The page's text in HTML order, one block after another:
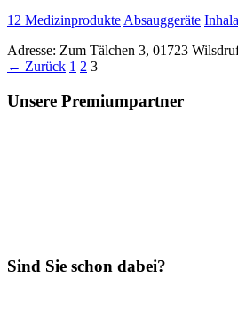
12 MedizinprodukteAbsauggeräte
Adresse: Zum Tälchen 3, 01723
← Zurück 1 2 3
Unsere Premiumpartner
Sind Sie schon dabei?